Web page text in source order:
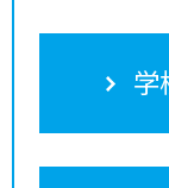
学